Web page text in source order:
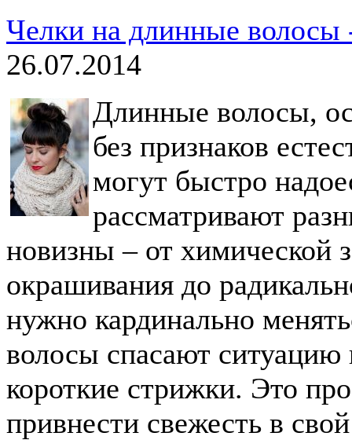
Челки на длинные волосы
26.07.2014
Длинные волосы,
без признаков
могут быстро
рассматривают
новизны – от химической
окрашивания до
нужно кардинально
волосы спасают
короткие стрижки. Это
привнести свежесть в